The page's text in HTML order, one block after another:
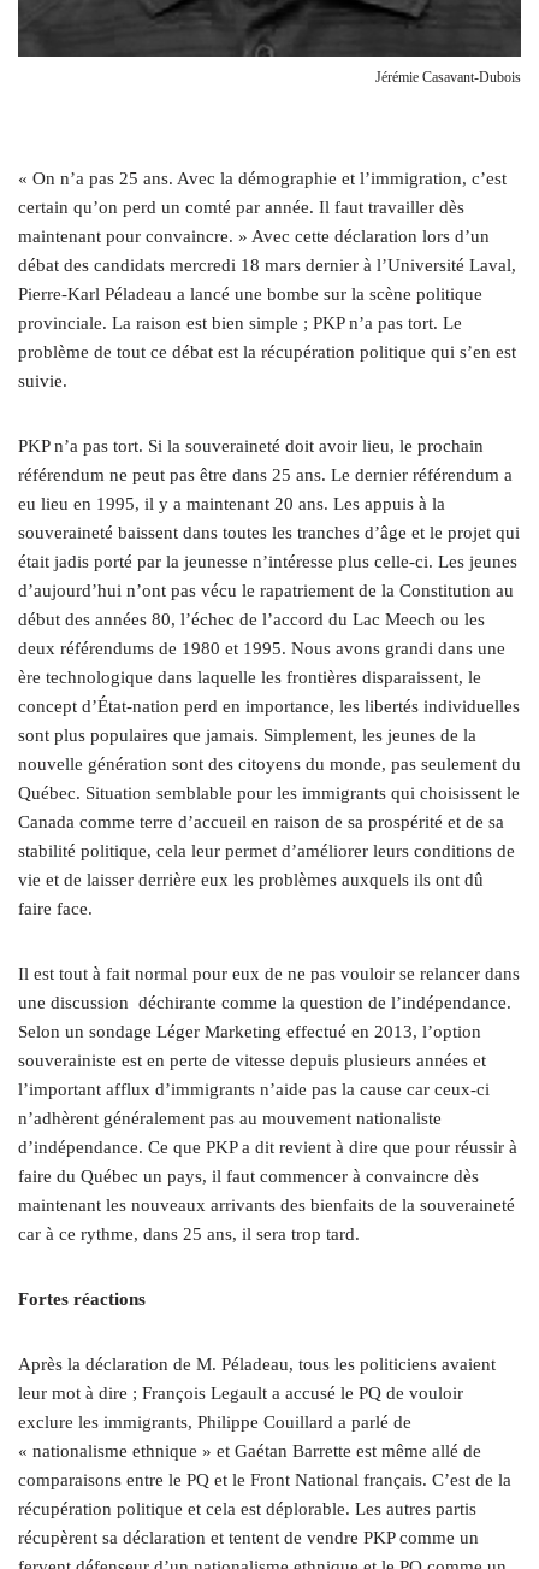
Jérémie Casavant-Dubois
« On n’a pas 25 ans. Avec la démographie et l’immigration, c’est
certain qu’on perd un comté par année. Il faut travailler dès
maintenant pour convaincre. » Avec cette déclaration lors d’un
débat des candidats mercredi 18 mars dernier à l’Université Laval,
Pierre-Karl Péladeau a lancé une bombe sur la scène politique
provinciale. La raison est bien simple ; PKP n’a pas tort. Le
problème de tout ce débat est la récupération politique qui s’en est
suivie.
PKP n’a pas tort. Si la souveraineté doit avoir lieu, le prochain
référendum ne peut pas être dans 25 ans. Le dernier référendum a
eu lieu en 1995, il y a maintenant 20 ans. Les appuis à la
souveraineté baissent dans toutes les tranches d’âge et le projet qui
était jadis porté par la jeunesse n’intéresse plus celle-ci. Les jeunes
d’aujourd’hui n’ont pas vécu le rapatriement de la Constitution au
début des années 80, l’échec de l’accord du Lac Meech ou les
deux référendums de 1980 et 1995. Nous avons grandi dans une
ère technologique dans laquelle les frontières disparaissent, le
concept d’État-nation perd en importance, les libertés individuelles
sont plus populaires que jamais. Simplement, les jeunes de la
nouvelle génération sont des citoyens du monde, pas seulement du
Québec. Situation semblable pour les immigrants qui choisissent le
Canada comme terre d’accueil en raison de sa prospérité et de sa
stabilité politique, cela leur permet d’améliorer leurs conditions de
vie et de laisser derrière eux les problèmes auxquels ils ont dû
faire face.
Il est tout à fait normal pour eux de ne pas vouloir se relancer dans
une discussion déchirante comme la question de l’indépendance.
Selon un sondage Léger Marketing effectué en 2013, l’option
souverainiste est en perte de vitesse depuis plusieurs années et
l’important afflux d’immigrants n’aide pas la cause car ceux-ci
n’adhèrent généralement pas au mouvement nationaliste
d’indépendance. Ce que PKP a dit revient à dire que pour réussir à
faire du Québec un pays, il faut commencer à convaincre dès
maintenant les nouveaux arrivants des bienfaits de la souveraineté
car à ce rythme, dans 25 ans, il sera trop tard.
Fortes réactions
Après la déclaration de M. Péladeau, tous les politiciens avaient
leur mot à dire ; François Legault a accusé le PQ de vouloir
exclure les immigrants, Philippe Couillard a parlé de
« nationalisme ethnique » et Gaétan Barrette est même allé de
comparaisons entre le PQ et le Front National français. C’est de la
récupération politique et cela est déplorable. Les autres partis
récupèrent sa déclaration et tentent de vendre PKP comme un